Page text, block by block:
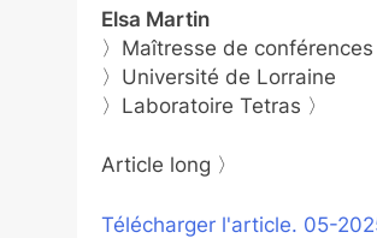
Elsa Martin
〉Maîtresse de
〉Université de Lorraine
〉Laboratoire Tetras 〉
Article long 〉
Télécharger l'article. 05-